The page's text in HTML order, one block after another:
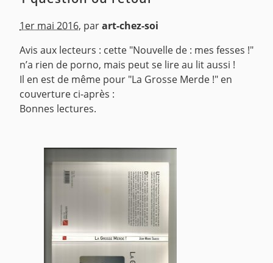
1er mai 2016, parart-chez-soi
Avis aux lecteurs : cette "Nouvelle de : mes fesses !"
n’a rien de porno, mais peut se lire au lit aussi !
Il en est de même pour "La Grosse Merde !" en
couverture ci-après :
Bonnes lectures.